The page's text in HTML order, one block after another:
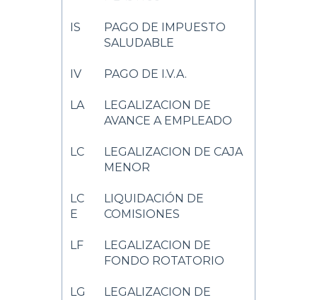
IS
PAGO DE IMPUESTO
SALUDABLE
IV PAGO DE I.V.A.
LA
LEGALIZACION DE
AVANCE A EMPLEADO
LC
LEGALIZACION DE CAJA
MENOR
LC
E
LIQUIDACIÓN DE
COMISIONES
LF
LEGALIZACION DE
FONDO ROTATORIO
LG
LEGALIZACION DE